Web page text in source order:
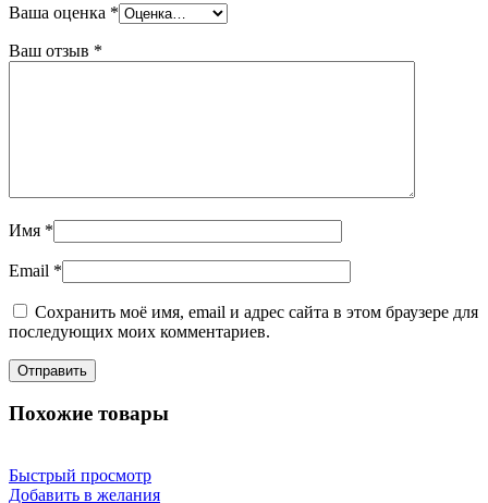
Ваша оценка *
Ваш отзыв *
Имя *
Email *
Сохранить моё имя, email и адрес сайта в этом браузере для
последующих моих комментариев.
Похожие товары
Быстрый просмотр
Добавить в желания